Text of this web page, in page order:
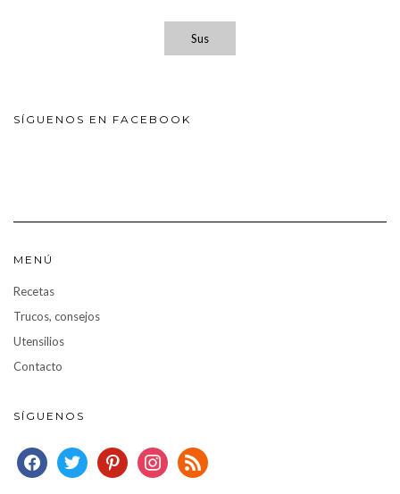
Sus
SÍGUENOS EN FACEBOOK
MENÚ
Recetas
Trucos, consejos
Utensilios
Contacto
SÍGUENOS
facebooktwitter pinterestinstagram
rss